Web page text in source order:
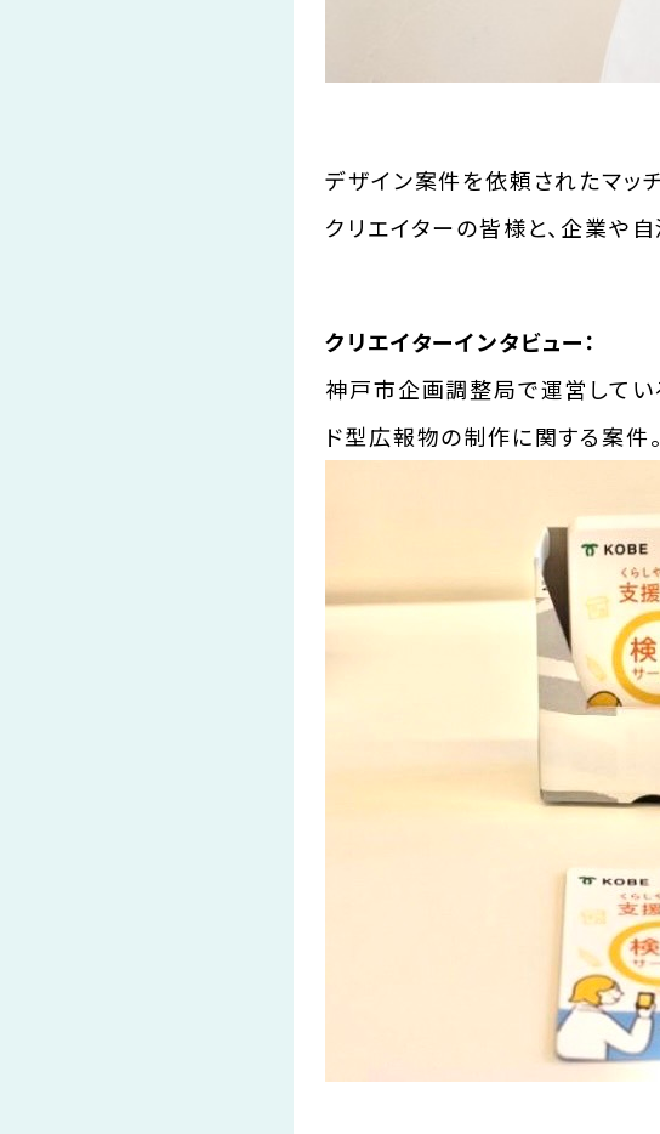
デザイン案件を依頼されたマッ
クリエイターの皆様と、企業や
クリエイターインタビュー：
神戸市企画調整局で運営してい
ド型広報物の制作に関する案件。